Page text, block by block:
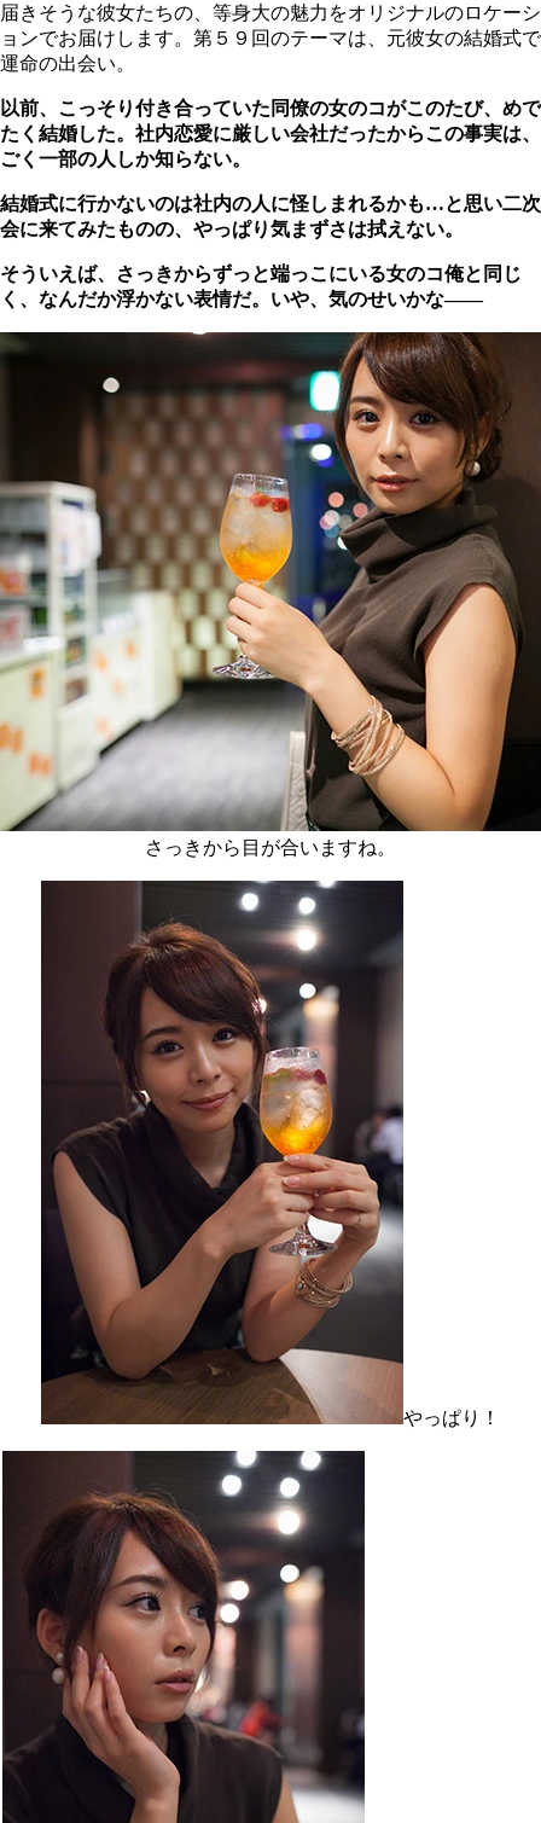
届きそうな彼女たちの、等身大の魅力をオリジナルのロケーシ
ョンでお届けします。第５９回のテーマは、元彼女の結婚式で
運命の出会い。
以前、こっそり付き合っていた同僚の女のコがこのたび、めで
たく結婚した。 社内恋愛に厳しい会社だったからこの事実は、
ごく一部の人しか知らない。
結婚式に行かないのは社内の人に怪しまれるかも…と思い二次
会に来てみたものの、やっぱり気まずさは拭えない。
そういえば、さっきからずっと端っこにいる女のコ俺と同じ
く、なんだか浮かない表情だ。 いや、気のせいかな――
さっきから目が合いますね。
やっぱり！